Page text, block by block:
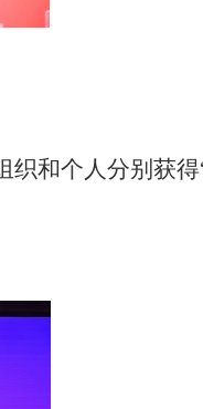
织和个人分别获得